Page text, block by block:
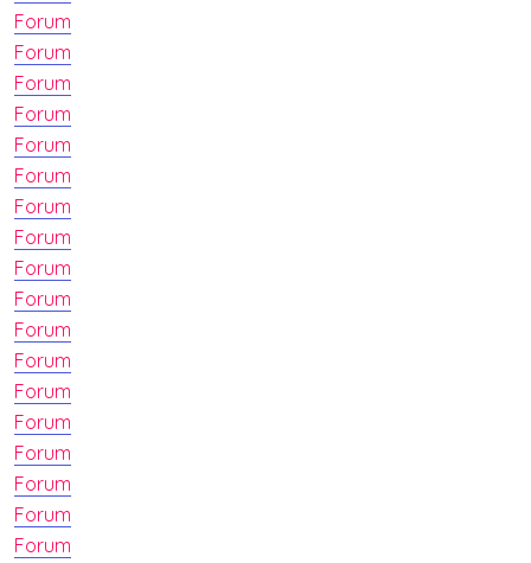
Forum
Forum
Forum
Forum
Forum
Forum
Forum
Forum
Forum
Forum
Forum
Forum
Forum
Forum
Forum
Forum
Forum
Forum